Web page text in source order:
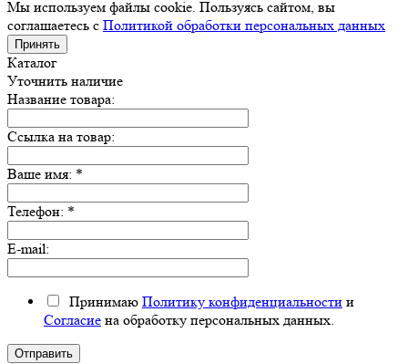
Мы используем файлы cookie. Пользуясь сайтом, вы
соглашаетесь с Политикой обработки персональных данных
Принять
Каталог
Уточнить наличие
Название товара:
Ссылка на товар:
Ваше имя: *
Телефон: *
E-mail:
Принимаю Политику конфиденциальности и
Согласие на обработку персональных данных.
Отправить